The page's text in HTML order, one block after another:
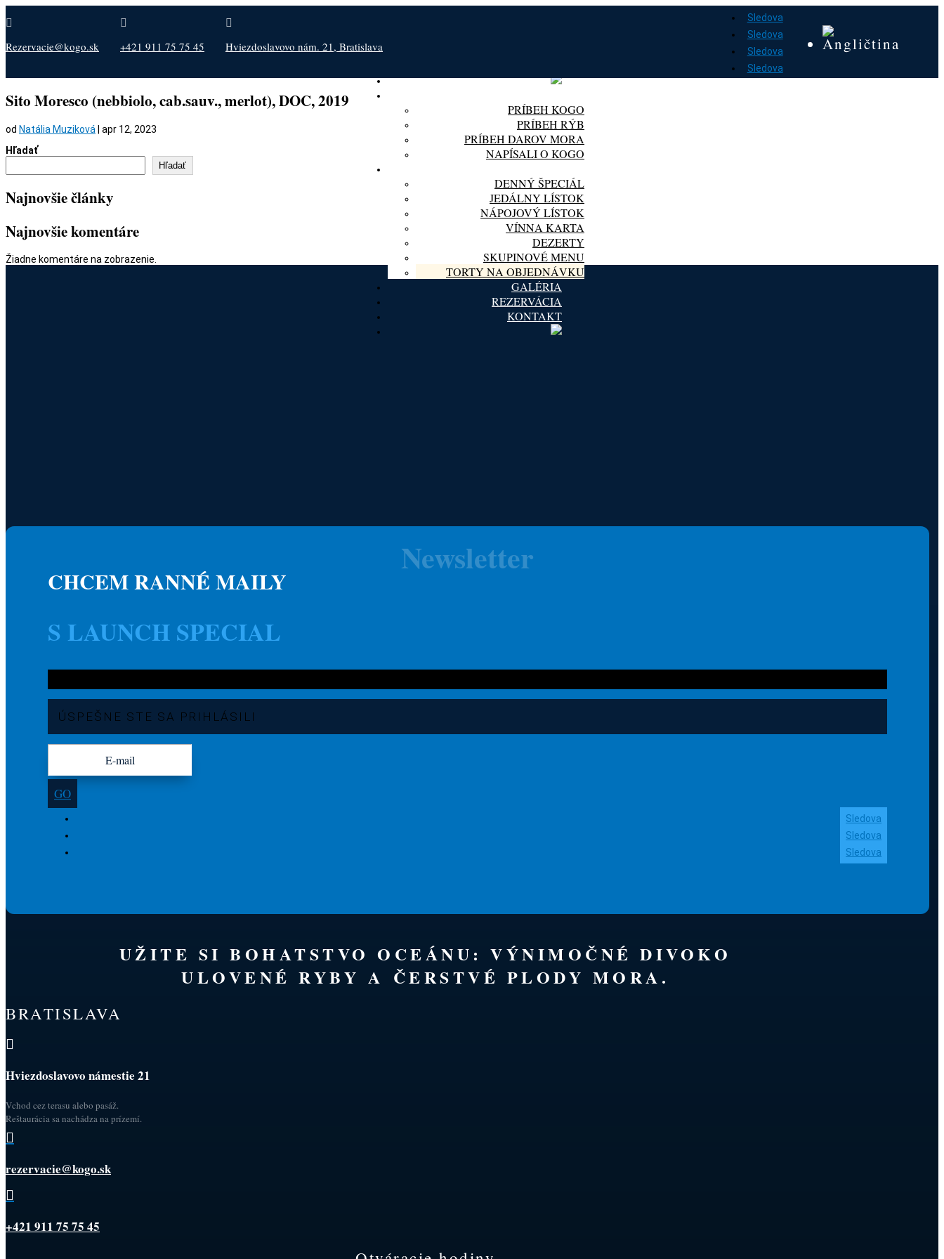

Rezervacie@kogo.sk

+421 911 75 75 45

Hviezdoslavovo nám. 21, Bratislava
Sledova
Sledova
Sledova
Sledova
PRÍBEH KOGO
PRÍBEH RÝB
PRÍBEH DAROV MORA
NAPÍSALI O KOGO
DENNÝ ŠPECIÁL
JEDÁLNY LÍSTOK
NÁPOJOVÝ LÍSTOK
VÍNNA KARTA
DEZERTY
SKUPINOVÉ MENU
TORTY NA OBJEDNÁVKU
GALÉRIA
REZERVÁCIA
KONTAKT
Sito Moresco (nebbiolo, cab.sauv., merlot), DOC, 2019
od Natália Muziková
apr 12, 2023
Hľadať
Hľadať
Najnovšie články
Najnovšie komentáre
Žiadne komentáre na zobrazenie.
CHCEM RANNÉ MAILY
S LAUNCH SPECIAL
Newsletter
ÚSPEŠNE STE SA PRIHLÁSILI
GO
Sledova
Sledova
Sledova
UŽITE SI BOHATSTVO OCEÁNU: VÝNIMOČNÉ DIVOKO
ULOVENÉ RYBY A ČERSTVÉ PLODY MORA.
BRATISLAVA

Hviezdoslavovo námestie 21
Vchod cez terasu alebo pasáž.
Reštaurácia sa nachádza na prízemí.

rezervacie@kogo.sk

+421 911 75 75 45